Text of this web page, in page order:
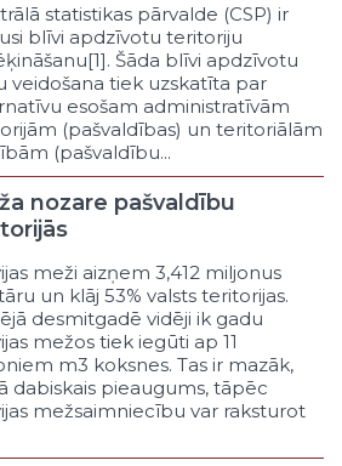
pašvaldības uzņēmējdarbības
funkciju organizēšana
un finanšu vadība
atbalsts
atbalsts
atbalsts
ēku apsaimniekošana
atbalsta funkcijas
Pārvaldāmās nozares veids
un zinātne
statistikas pārvalde (CSP) ir
blīvi apdzīvotu teritoriju
Šāda blīvi apdzīvotu
veidošana tiek uzskatīta par
esošam administratīvām
(pašvaldības) un teritoriālām
(pašvaldību...
nozare pašvaldību
meži aizņem 3,412 miljonus
un klāj 53% valsts teritorijas.
desmitgadē vidēji ik gadu
mežos tiek iegūti ap 11
m3 koksnes. Tas ir mazāk,
dabiskais pieaugums, tāpēc
mežsaimniecību var raksturot